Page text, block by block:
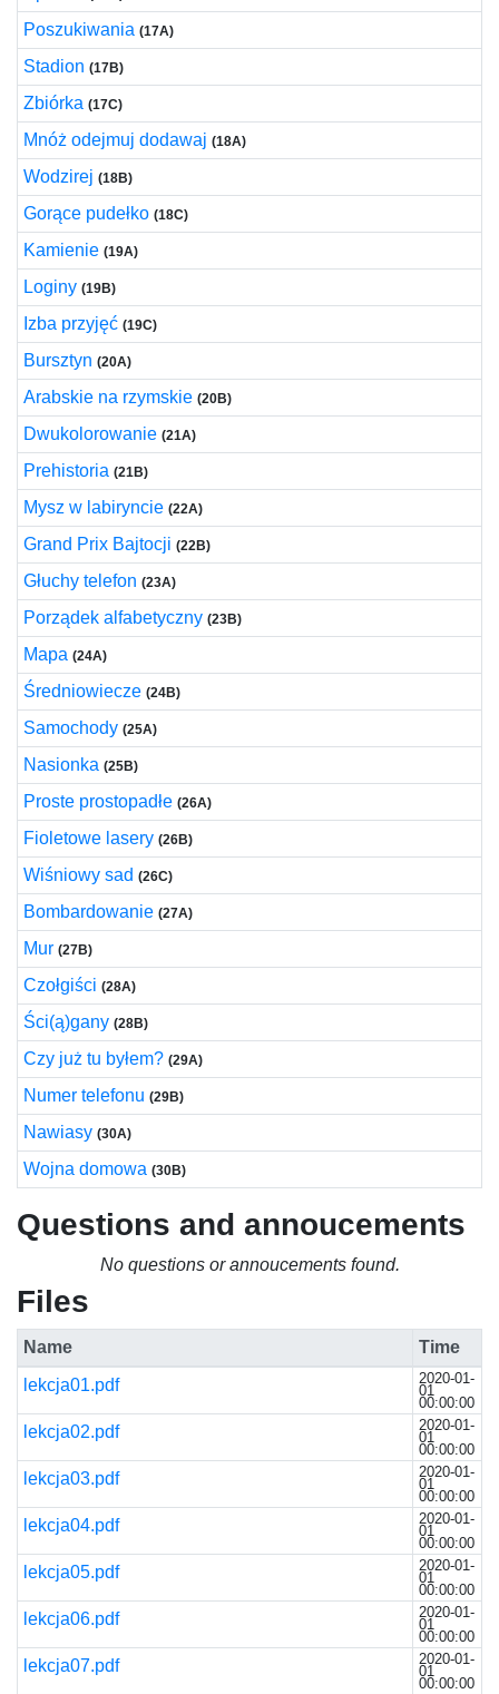
Poszukiwania (17A)
Stadion (17B)
Zbiórka (17C)
Mnóż odejmuj dodawaj (18A)
Wodzirej (18B)
Gorące pudełko (18C)
Kamienie (19A)
Loginy (19B)
Izba przyjęć (19C)
Bursztyn (20A)
Arabskie na rzymskie (20B)
Dwukolorowanie (21A)
Prehistoria (21B)
Mysz w labiryncie (22A)
Grand Prix Bajtocji (22B)
Głuchy telefon (23A)
Porządek alfabetyczny (23B)
Mapa (24A)
Średniowiecze (24B)
Samochody (25A)
Nasionka (25B)
Proste prostopadłe (26A)
Fioletowe lasery (26B)
Wiśniowy sad (26C)
Bombardowanie (27A)
Mur (27B)
Czołgiści (28A)
Ści(ą)gany (28B)
Czy już tu byłem? (29A)
Numer telefonu (29B)
Nawiasy (30A)
Wojna domowa (30B)
Questions and annoucements
No questions or annoucements found.
Files
Name
Time
lekcja01.pdf
2020-01-
01
00:00:00
lekcja02.pdf 2020-01-
01
00:00:00
lekcja03.pdf 2020-01-
01
00:00:00
lekcja04.pdf 2020-01-
01
00:00:00
lekcja05.pdf 2020-01-
01
00:00:00
lekcja06.pdf 2020-01-
01
00:00:00
lekcja07.pdf 2020-01-
01
00:00:00